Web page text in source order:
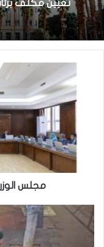
تعيين مكلف
منذ 9 ساعات
تساقطات مطرية
مجلس